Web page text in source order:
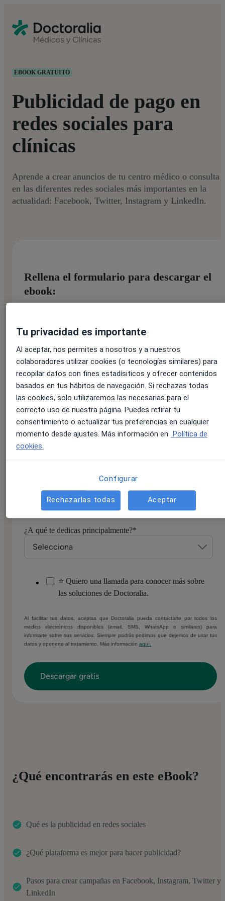
EBOOK GRATUITO
Publicidad de pago en
redes sociales para
clínicas
Aprende a crear anuncios de tu centro médico o consulta
en las diferentes redes sociales más importantes en la
actualidad: Facebook, Twitter, Instagram y LinkedIn.
Rellena el formulario para descargar el
ebook:
Nombre:*
Apellido:
Correo electrónico: *
Número de móvil/WhatsApp*
¿A qué te dedicas principalmente?*
⭐ Quiero una llamada para conocer más sobre
las soluciones de Doctoralia.
Al facilitar tus datos, aceptas que Doctoralia pueda contactarte por todos los
medios electrónicos disponibles (email, SMS, WhatsApp o similares) para
informarte sobre sus servicios. Siempre podrás pedirnos que dejemos de usar tus
datos y oponerte al tratamiento. Más información aquí.
¿Qué encontrarás en este eBook?
Qué es la publicidad en redes sociales
¿Qué plataforma es mejor para hacer publicidad?
Pasos para crear campañas en Facebook, Instagram, Twitter y
LinkedIn
Tu privacidad es importante
Al aceptar, nos permites a nosotros y a nuestros
colaboradores utilizar cookies (o tecnologías similares) para
recopilar datos con fines estadísiticos y ofrecer contenidos
basados en tus hábitos de navegación. Si rechazas todas
las cookies, solo utilizaremos las necesarias para el
correcto uso de nuestra página. Puedes retirar tu
consentimiento o actualizar tus preferencias en cualquier
momento desde ajustes. Más información en Política de
cookies.
Configurar
Rechazarlas todas Aceptar